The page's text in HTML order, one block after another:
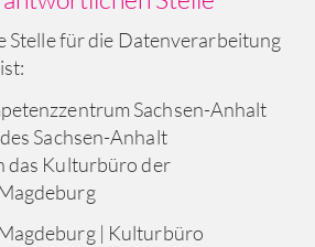
Stelle für die Datenverarbeitung
Sachsen-Anhalt
Sachsen-Anhalt
das Kulturbüro der
| Kulturbüro